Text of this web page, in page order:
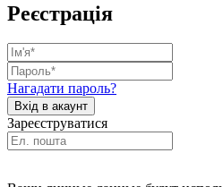
Реєстрація
Нагадати пароль?
Зареєструватися